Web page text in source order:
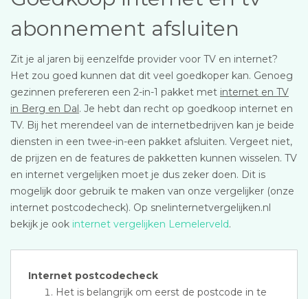
abonnement afsluiten
Zit je al jaren bij eenzelfde provider voor TV en internet?
Het zou goed kunnen dat dit veel goedkoper kan. Genoeg
gezinnen prefereren een 2-in-1 pakket met internet en TV
in Berg en Dal. Je hebt dan recht op goedkoop internet en
TV. Bij het merendeel van de internetbedrijven kan je beide
diensten in een twee-in-een pakket afsluiten. Vergeet niet,
de prijzen en de features de pakketten kunnen wisselen. TV
en internet vergelijken moet je dus zeker doen. Dit is
mogelijk door gebruik te maken van onze vergelijker (onze
internet postcodecheck). Op snelinternetvergelijken.nl
bekijk je ook internet vergelijken Lemelerveld.
Internet postcodecheck
Het is belangrijk om eerst de postcode in te